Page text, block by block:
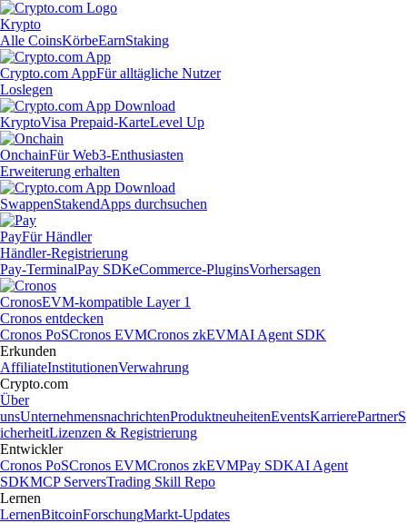
Krypto
Alle CoinsKörbeEarnStaking
Crypto.com AppFür alltägliche Nutzer
Loslegen
KryptoVisa Prepaid-KarteLevel Up
OnchainFür Web3-Enthusiasten
Erweiterung erhalten
SwappenStakendApps durchsuchen
PayFür Händler
Händler-Registrierung
Pay-TerminalPay SDKeCommerce-PluginsVorhersagen
CronosEVM-kompatible Layer 1
Cronos entdecken
Cronos PoSCronos EVMCronos zkEVMAI Agent SDK
Erkunden
AffiliateInstitutionenVerwahrung
Crypto.com
Über
unsUnternehmensnachrichtenProduktneuheitenEventsKarrierePartnerS
icherheitLizenzen & Registrierung
Entwickler
Cronos PoSCronos EVMCronos zkEVMPay SDKAI Agent
SDKMCP ServersTrading Skill Repo
Lernen
LernenBitcoinForschungMarkt-Updates